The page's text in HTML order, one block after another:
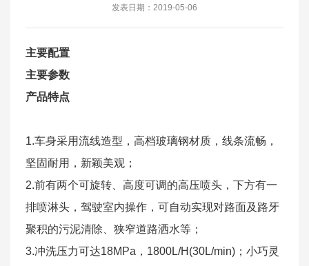
发表日期：2019-05-06
主要配置
主要参数
产品特点
1.车身采用流线造型，高档玻璃钢材质，线条流畅，
坚固耐用，新颖美观；
2.前有两个可旋转、高度可调的高压喷头，下方有一
排喷淋头，驾驶室内操作，可自动实现对路面及路牙
聚积的污泥清除、狭窄道路洒水等；
3.冲洗压力可达18MPa，1800L/H(30L/min)；小巧灵